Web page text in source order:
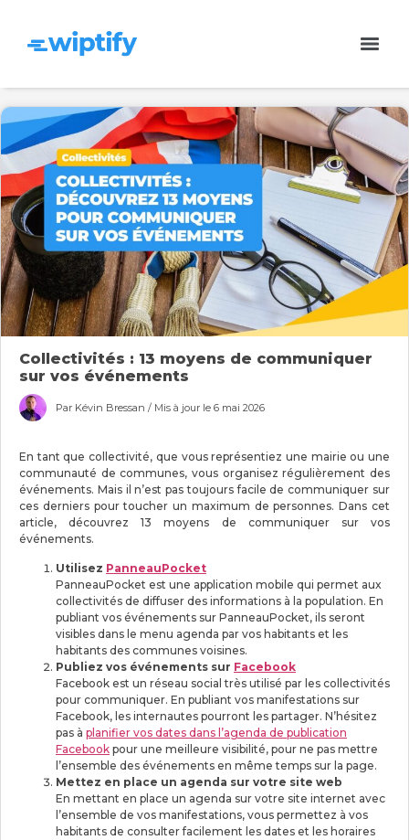
Collectivités : 13 moyens de communiquer
sur vos événements
Par Kévin Bressan / Mis à jour le 6 mai 2026
En tant que collectivité, que vous représentiez une mairie ou une
communauté de communes, vous organisez régulièrement des
événements. Mais il n’est pas toujours facile de communiquer sur
ces derniers pour toucher un maximum de personnes. Dans cet
article, découvrez 13 moyens de communiquer sur vos
événements.
Utilisez PanneauPocket
PanneauPocket est une application mobile qui permet aux
collectivités de diffuser des informations à la population. En
publiant vos événements sur PanneauPocket, ils seront
visibles dans le menu agenda par vos habitants et les
habitants des communes voisines.
Publiez vos événements sur Facebook
Facebook est un réseau social très utilisé par les collectivités
pour communiquer. En publiant vos manifestations sur
Facebook, les internautes pourront les partager. N’hésitez
pas à planifier vos dates dans l’agenda de publication
Facebook pour une meilleure visibilité, pour ne pas mettre
l’ensemble des événements en même temps sur la page.
Mettez en place un agenda sur votre site web
En mettant en place un agenda sur votre site internet avec
l’ensemble de vos manifestations, vous permettez à vos
habitants de consulter facilement les dates et les horaires